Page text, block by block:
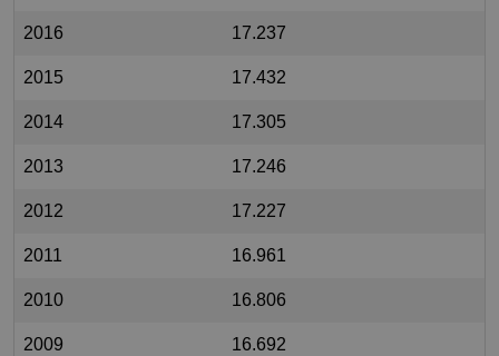
2016 17.237
2015 17.432
2014 17.305
2013 17.246
2012 17.227
2011 16.961
2010 16.806
2009 16.692